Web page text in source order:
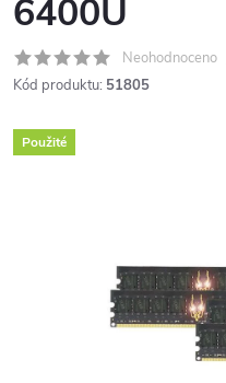
6400U
Neohodnoceno
Kód produktu: 51805
Použité